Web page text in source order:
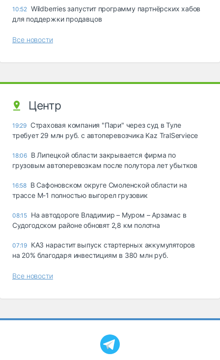
10:52 Wildberries запустит программу партнёрских хабов
для поддержки продавцов
Все новости
Центр
19:29 Страховая компания "Пари" через суд в Туле
требует 29 млн руб. с автоперевозчика Kaz TralServiece
18:06 В Липецкой области закрывается фирма по
грузовым автоперевозкам после полутора лет убытков
16:58 В Сафоновском округе Смоленской области на
трассе М-1 полностью выгорел грузовик
08:15 На автодороге Владимир – Муром – Арзамас в
Судогодском районе обновят 2,8 км полотна
07:19 КАЗ нарастит выпуск стартерных аккумуляторов
на 20% благодаря инвестициям в 380 млн руб.
Все новости